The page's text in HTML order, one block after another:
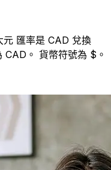
元 匯率是 CAD 兌換
CAD。 貨幣符號為 $。